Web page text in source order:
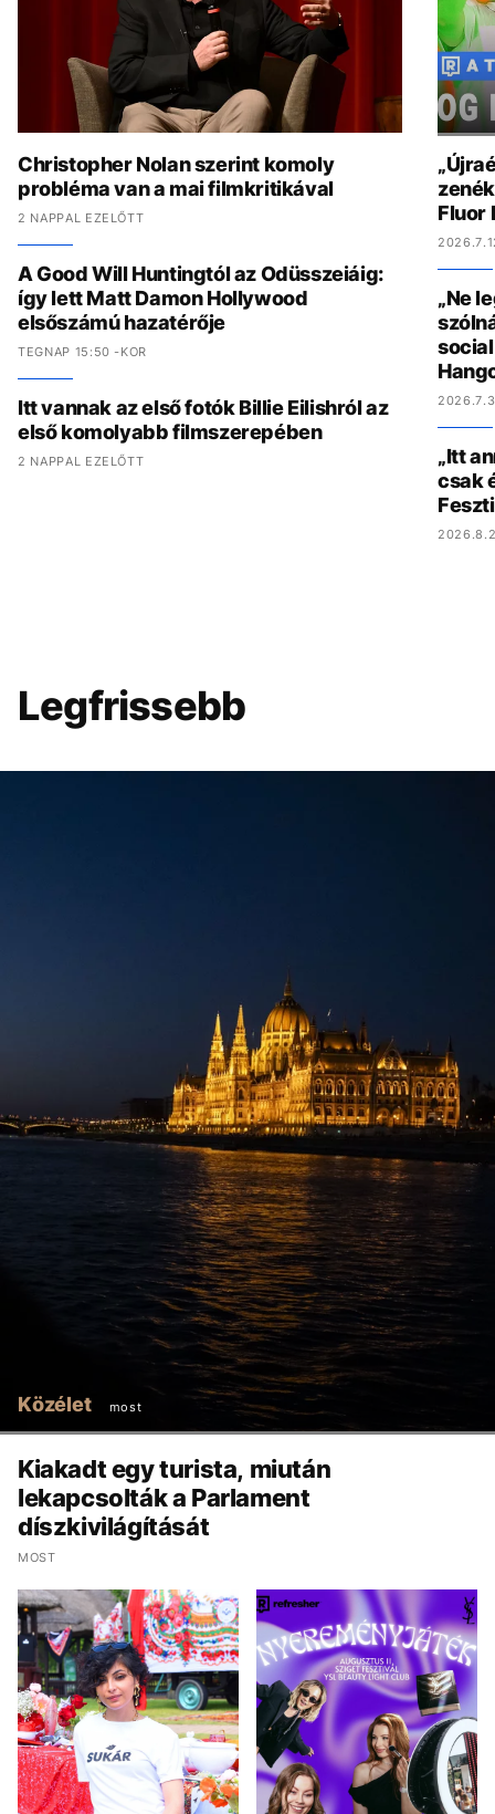
Christopher Nolan szerint komoly
probléma van a mai filmkritikával
2 NAPPAL EZELŐTT
A Good Will Huntingtól az Odüsszeiáig:
így lett Matt Damon Hollywood
elsőszámú hazatérője
TEGNAP 15:50 -KOR
Itt vannak az első fotók Billie Eilishról az
első komolyabb filmszerepében
2 NAPPAL EZELŐTT
Fluor
„Ne
„Itt
csak
Legfrissebb
Közélet most
Kiakadt egy turista, miután
lekapcsolták a Parlament
díszkivilágítását
MOST